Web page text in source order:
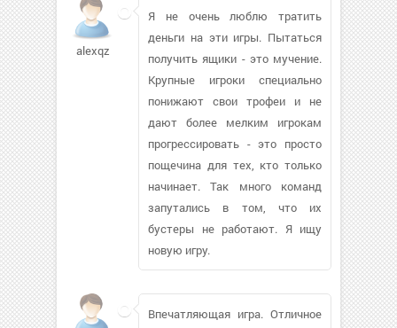
alexqz
Я не очень люблю тратить
деньги на эти игры. Пытаться
получить ящики - это мучение.
Крупные игроки специально
понижают свои трофеи и не
дают более мелким игрокам
прогрессировать - это просто
пощечина для тех, кто только
начинает. Так много команд
запутались в том, что их
бустеры не работают. Я ищу
новую игру.
Впечатляющая игра. Отличное